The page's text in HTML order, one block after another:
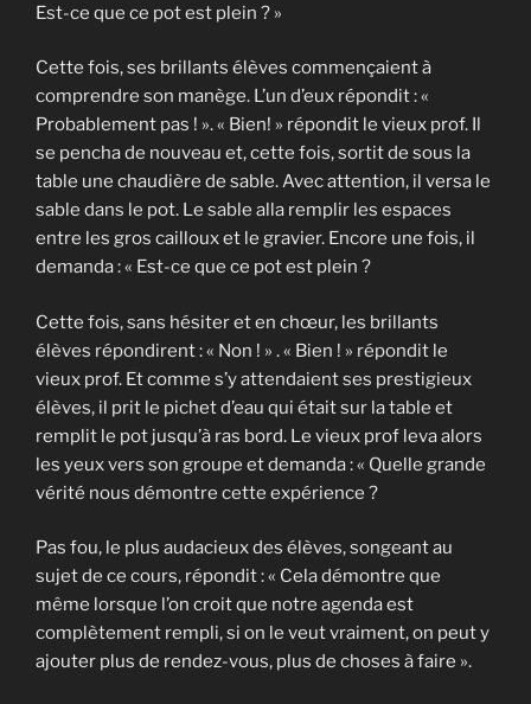
Est-ce que ce pot est plein ? »
Cette fois, ses brillants élèves commençaient à
comprendre son manège. L’un d’eux répondit : «
Probablement pas ! ». « Bien! » répondit le vieux prof. Il
se pencha de nouveau et, cette fois, sortit de sous la
table une chaudière de sable. Avec attention, il versa le
sable dans le pot. Le sable alla remplir les espaces
entre les gros cailloux et le gravier. Encore une fois, il
demanda : « Est-ce que ce pot est plein ?
Cette fois, sans hésiter et en chœur, les brillants
élèves répondirent : « Non ! » . « Bien ! » répondit le
vieux prof. Et comme s’y attendaient ses prestigieux
élèves, il prit le pichet d’eau qui était sur la table et
remplit le pot jusqu’à ras bord. Le vieux prof leva alors
les yeux vers son groupe et demanda : « Quelle grande
vérité nous démontre cette expérience ?
Pas fou, le plus audacieux des élèves, songeant au
sujet de ce cours, répondit : « Cela démontre que
même lorsque l’on croit que notre agenda est
complètement rempli, si on le veut vraiment, on peut y
ajouter plus de rendez-vous, plus de choses à faire ».